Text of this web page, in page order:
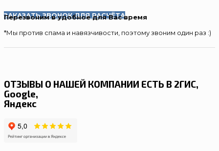
ЗАКАЗАТЬ ЗВОНОК ДЛЯ РАСЧЁТА
Перезвоним в удобное для Вас время
*Мы против спама и навязчивости, поэтому звоним один раз :)
ОТЗЫВЫ О НАШЕЙ КОМПАНИИ ЕСТЬ В 2ГИС,
Google,
Яндекс